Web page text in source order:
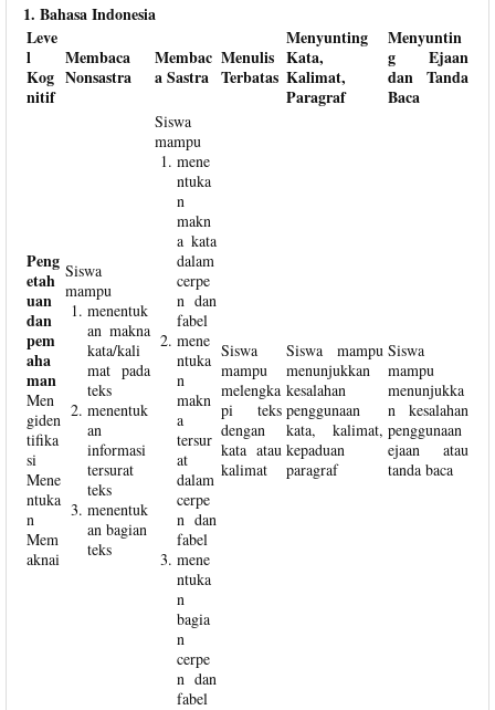
1. Bahasa Indonesia
Leve
l
Kog
nitif
Membaca
Nonsastra
Membac
a Sastra
Menulis
Terbatas
Menyunting
Kata,
Kalimat,
Paragraf
Menyuntin
g Ejaan
dan Tanda
Baca
Peng
etah
uan
dan
pem
aha
man
Men
giden
tifika
si
Mene
ntuka
n
Mem
aknai
Siswa
mampu
menentuk
an makna
kata/kali
mat pada
teks
menentuk
an
informasi
tersurat
teks
menentuk
an bagian
teks
Siswa
mampu
mene
ntuka
n
makn
a kata
dalam
cerpe
n dan
fabel
mene
ntuka
n
makn
a
tersur
at
dalam
cerpe
n dan
fabel
mene
ntuka
n
bagia
n
cerpe
n dan
fabel
Siswa
mampu
melengka
pi teks
dengan
kata atau
kalimat
Siswa mampu
menunjukkan
kesalahan
penggunaan
kata, kalimat,
kepaduan
paragraf
Siswa
mampu
menunjukka
n kesalahan
penggunaan
ejaan atau
tanda baca